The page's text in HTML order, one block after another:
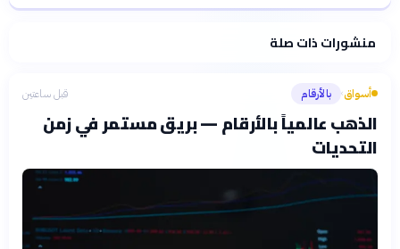
فلسفتنا المعرفية· سياسة الذكاء الاصطناعيمنشورات ذات صلة
أسواق› بالأرقام قبل ساعتين
الذهب عالمياً بالأرقام — بريق مستمر في زمن
التحديات